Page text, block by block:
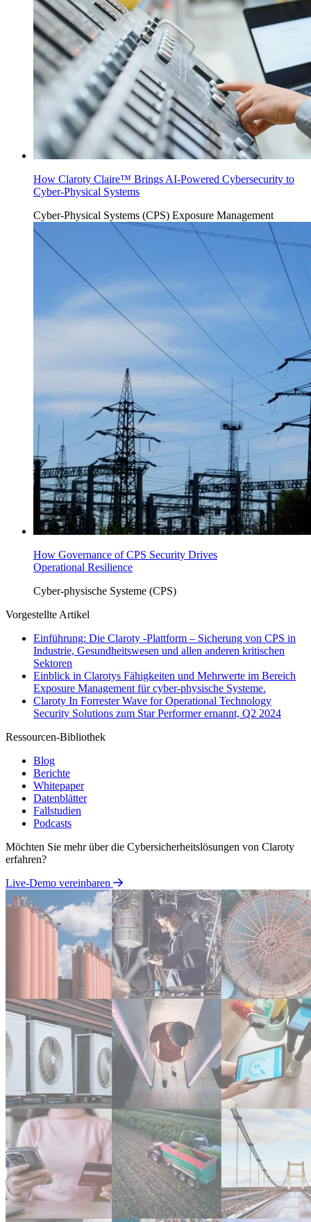
How Claroty Claire™ Brings AI-Powered Cybersecurity to
Cyber-Physical Systems
Cyber-Physical Systems (CPS) Exposure Management
How Governance of CPS Security Drives
Operational Resilience
Cyber-physische Systeme (CPS)
Vorgestellte Artikel
Einführung: Die Claroty -Plattform – Sicherung von CPS in
Industrie, Gesundheitswesen und allen anderen kritischen
Sektoren
Einblick in Clarotys Fähigkeiten und Mehrwerte im Bereich
Exposure Management für cyber-physische Systeme.
Claroty In Forrester Wave for Operational Technology
Security Solutions zum Star Performer ernannt, Q2 2024
Ressourcen-Bibliothek
Blog
Berichte
Whitepaper
Datenblätter
Fallstudien
Podcasts
Möchten Sie mehr über die Cybersicherheitslösungen von Claroty
erfahren?
Live-Demo vereinbaren